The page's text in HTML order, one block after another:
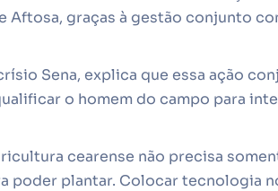
Aftosa, graças à gestão conjunto
Sena, explica que essa ação
o homem do campo para
cearense não precisa
poder plantar. Colocar tecnologia